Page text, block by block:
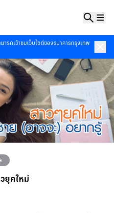
ารถเข้าชมเว็บไซต์ของธนาคารกรุงเทพ
ยุคใหม่